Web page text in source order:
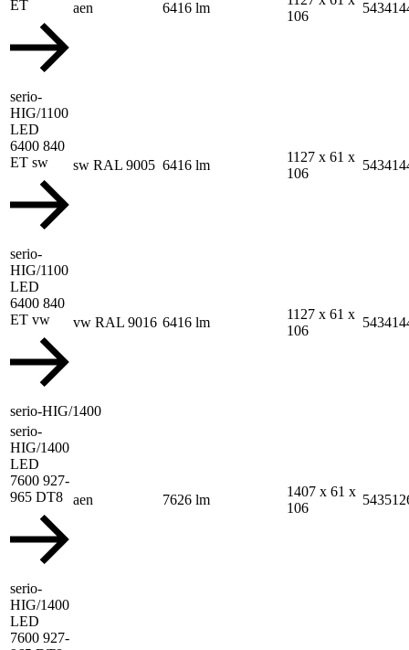
ET
aen 6416 lm
106
serio-
HIG/1100
LED
6400 840
ET sw
sw RAL 9005 6416 lm
1127 x 61 x
106
serio-
HIG/1100
LED
6400 840
ET vw
vw RAL 9016 6416 lm
1127 x 61 x
106
serio-HIG/1400
serio-
HIG/1400
LED
7600 927-
965 DT8
aen 7626 lm
1407 x 61 x
106
serio-
HIG/1400
LED
7600 927-